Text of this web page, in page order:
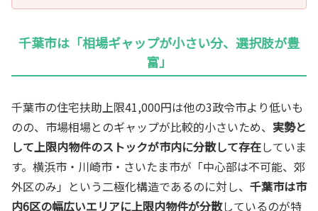
千葉市は「相場ギャップが小さい分、選択肢が豊
富」
千葉市の住宅扶助上限41,000円は他の3政令市より低いも
のの、市場相場とのギャップが比較的小さいため、 実勢と
して上限内物件のストックが市内に分散して存在していま
す。横浜市・川崎市・さいたま市が「中心部は不可能、郊
外区のみ」という二極化構造であるのに対し、 千葉市は市
内6区の幅広いエリアに上限内物件が分散しているのが特